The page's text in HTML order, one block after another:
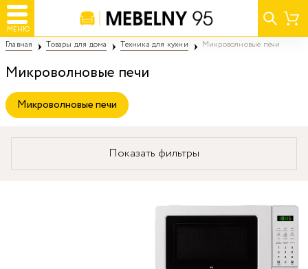
МЕНЮ
Главная Товары для дома Техника для кухни Микроволновые печи
Микроволновые печи
Микроволновые печи
Показать фильтры